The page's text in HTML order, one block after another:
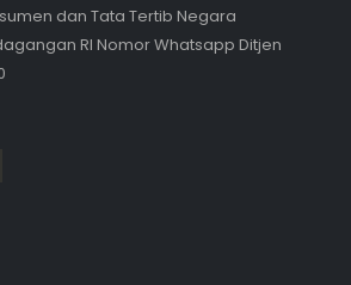
dan Tata Tertib Negara
RI Nomor Whatsapp Ditjen